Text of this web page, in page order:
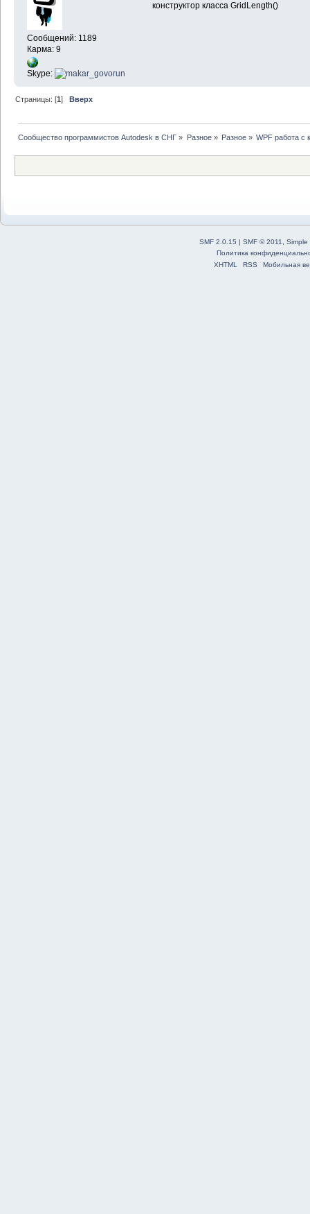
Сообщений: 1189
Карма: 9
Skype:
конструктор класса GridLength()
Страницы: [1] Вверх
Сообщество программистов Autodesk в СНГ » Разное» Разное» WPF работа с
SMF 2.0.15 SMF © 2011, Simple
Политика
XHTML
RSS Мобильная